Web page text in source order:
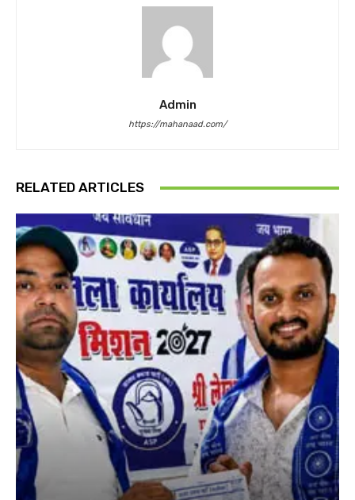
Admin
https://mahanaad.com/
RELATED ARTICLES